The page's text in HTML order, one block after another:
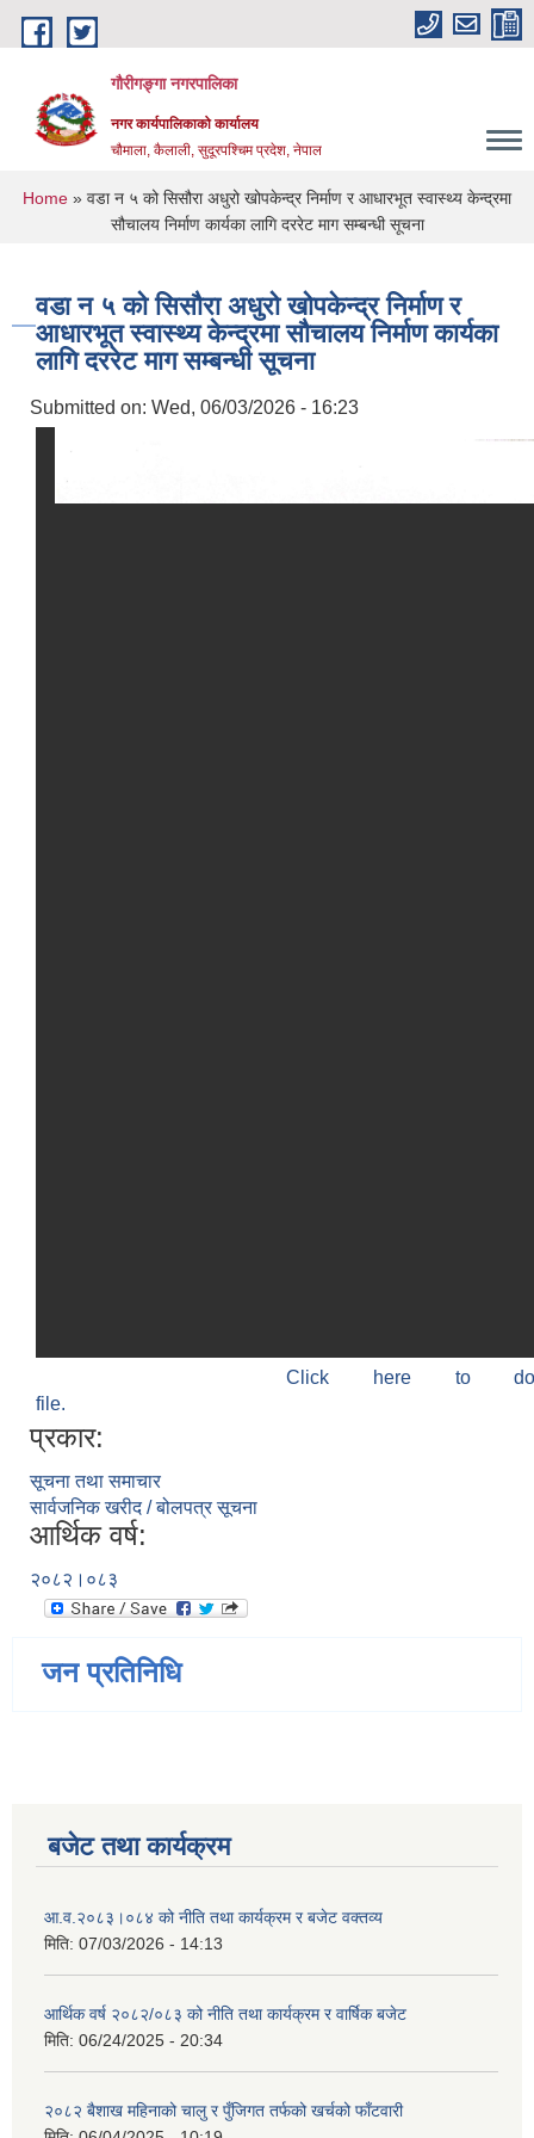
Skip to main content
गौरीगङ्गा नगरपालिका
नगर कार्यपालिकाको कार्यालय
चौमाला, कैलाली, सुदूरपश्चिम प्रदेश, नेपाल
You are here
Home » वडा न ५ को सिसौरा अधुरो खोपकेन्द्र निर्माण र आधारभूत स्वास्थ्य केन्द्रमा
सौचालय निर्माण कार्यका लागि दररेट माग सम्बन्धी सूचना
वडा न ५ को सिसौरा अधुरो खोपकेन्द्र निर्माण र
आधारभूत स्वास्थ्य केन्द्रमा सौचालय निर्माण कार्यका
लागि दररेट माग सम्बन्धी सूचना
Submitted on: Wed, 06/03/2026 - 16:23
Click here to
file.
प्रकार:
सूचना तथा समाचार
सार्वजनिक खरीद / बोलपत्र सूचना
आर्थिक वर्ष:
२०८२।०८३
जन प्रतिनिधि
बजेट तथा कार्यक्रम
आ.व.२०८३।०८४ को नीति तथा कार्यक्रम र बजेट वक्तव्य
मिति: 07/03/2026 - 14:13
आर्थिक वर्ष २०८२/०८३ को नीति तथा कार्यक्रम र वार्षिक बजेट
मिति: 06/24/2025 - 20:34
२०८२ बैशाख महिनाको चालु र पुँजिगत तर्फको खर्चको फाँटवारी